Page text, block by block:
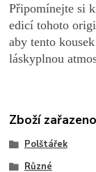
Připomínejte si
edicí tohoto
aby tento
láskyplnou
Zboží
Polštářek
Různé